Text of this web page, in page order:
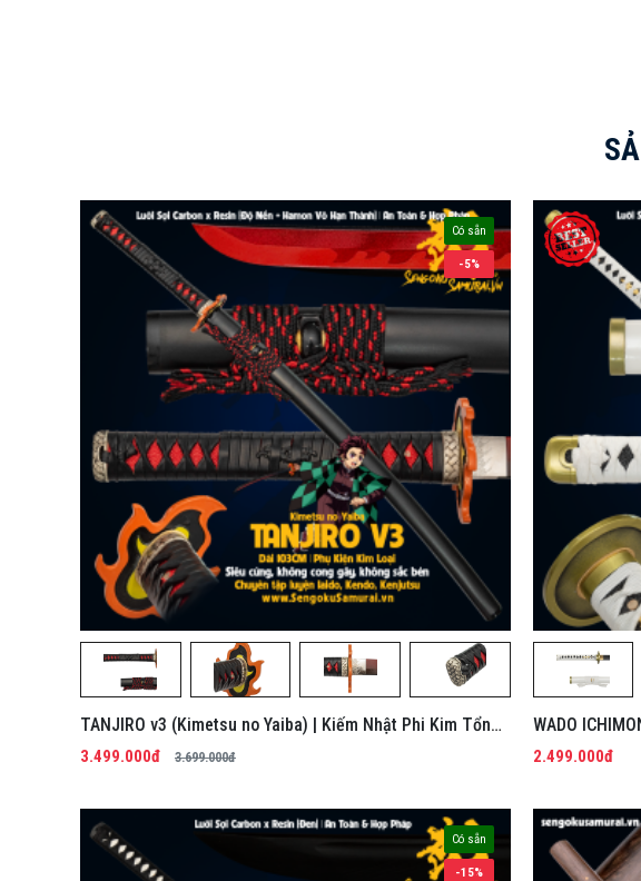
Có sẵn
TANJIRO v3 (Kimetsu no Yaiba) | Kiếm Nhật Phi Kim Tổng
Hợp
3.499.000đ 3.699.000đ
-5%
WADO
Hợp
2.499.000đ
Có sẵn
-15%